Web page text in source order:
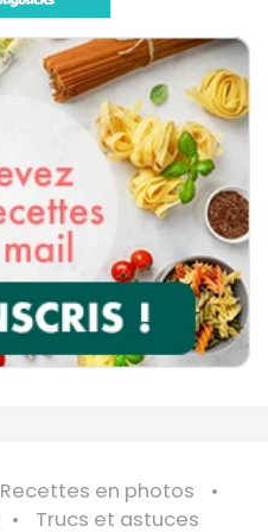
Recettes en photos
Trucs et astuces